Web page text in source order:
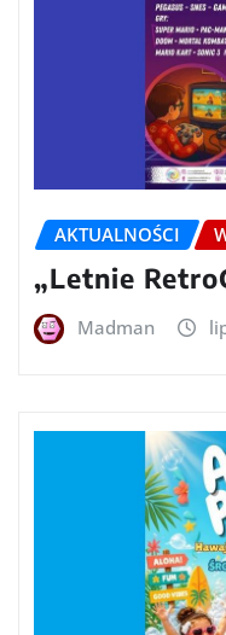
AKTUALNOŚCI
„Letnie
Madman